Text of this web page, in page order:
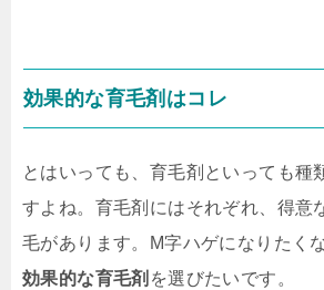
効果的な育毛剤はコレ
とはいっても、育毛剤といっても種
すよね。育毛剤にはそれぞれ、得意
毛があります。M字ハゲになりたく
効果的な育毛剤 を選びたいです。